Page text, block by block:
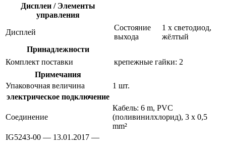
Дисплеи / Элементы
управления
Дисплей
Состояние
выхода
1 x светодиод,
жёлтый
Принадлежности
Комплект поставки
крепежные гайки: 2
Примечания
Упаковочная величина
1 шт.
электрическое подключение
Соединение
Кабель: 6 m, PVC
(поливинилхлорид), 3 x 0,5
mm²
IG5243-00 — 13.01.2017 —